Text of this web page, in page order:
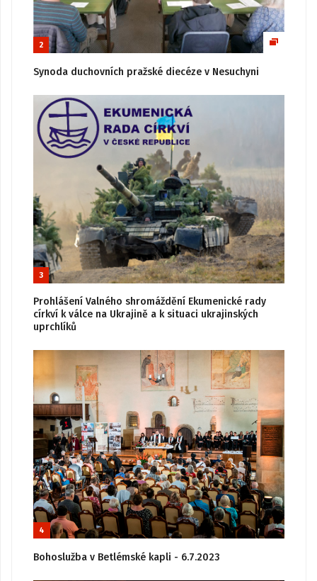
2
Synoda duchovních pražské diecéze v Nesuchyni
3
Prohlášení Valného shromáždění Ekumenické rady
církví k válce na Ukrajině a k situaci ukrajinských
uprchlíků
4
Bohoslužba v Betlémské kapli - 6.7.2023